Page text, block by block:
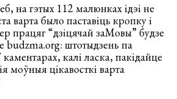
на гэтых 112 малюнках ідэі не
варта было паставіць кропку і
працяг “дзіцячай заМовы” будзе
budzma.org: штотыдзень па
калі ласка, пакідайце
моўныя цікавосткі варта